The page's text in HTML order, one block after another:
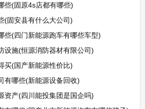
些(固原4s店都有哪些)
(固安县有什么大公司)
些(四门新能源跑车有哪些车型)
设施(恒源消防器材有限公司)
买(国产新能源性价比)
有哪些(新能源设备回收)
资产(四川能投集团是国企吗)